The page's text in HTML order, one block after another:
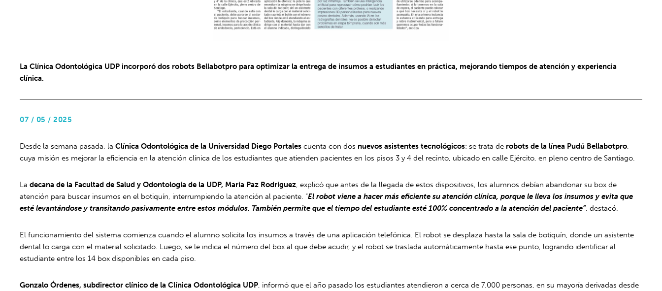
La Clínica Odontológica UDP incorporó dos robots Bellabotpro para optimizar la entrega de insumos a estudiantes en práctica, mejorando tiempos de atención y experiencia
clínica.
07 / 05 / 2025
Desde la semana pasada, laClínica Odontológica de la Universidad Diego Portales cuenta con dos nuevos asistentes tecnológicos: se trata de robots de la línea Pudú Bellabotpro,
cuya misión es mejorar la eficiencia en la atención clínica de los estudiantes que atienden pacientes en los pisos 3 y 4 del recinto, ubicado en calle Ejército, en pleno centro de Santiago.
Ladecana de la Facultad de Salud y Odontología de la UDP, María Paz Rodríguez, explicó que antes de la llegada de estos dispositivos, los alumnos debían abandonar su box de
atención para buscar insumos en el botiquín, interrumpiendo la atención al paciente. “El robot viene a hacer más eficiente su atención clínica, porque le lleva los insumos y evita que
esté levantándose y transitando pasivamente entre estos módulos. También permite que el tiempo del estudiante esté 100% concentrado a la atención del paciente”, destacó.
El funcionamiento del sistema comienza cuando el alumno solicita los insumos a través de una aplicación telefónica. El robot se desplaza hasta la sala de botiquín, donde un asistente
dental lo carga con el material solicitado. Luego, se le indica el número del box al que debe acudir, y el robot se traslada automáticamente hasta ese punto, logrando identificar al
estudiante entre los 14 box disponibles en cada piso.
Gonzalo Órdenes, subdirector clínico de la Clínica Odontológica UDP, informó que el año pasado los estudiantes atendieron a cerca de 7.000 personas, en su mayoría derivadas desde